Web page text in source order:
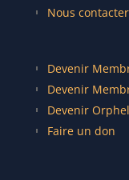
Nous contacter
Devenir
Devenir
Devenir
Faire un don